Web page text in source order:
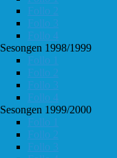
Follo 2
Follo 3
Follo 4
Sesongen 1998/1999
Follo 1
Follo 2
Follo 3
Follo 4
Sesongen 1999/2000
Follo 1
Follo 2
Follo 3